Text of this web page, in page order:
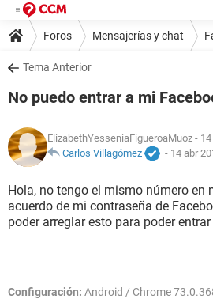
Foros Mensajerías y chat
Tema Anterior
No puedo entrar a mi
ElizabethYesseniaFigueroaMuoz -
Carlos Villagómez
- 14 abr
Hola, no tengo el mismo número en
acuerdo de mi contraseña de
poder arreglar esto para poder
Configuración: Android / Chrome